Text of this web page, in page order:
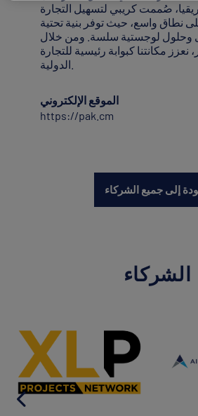
صُممت كريبي لتسهيل التجارة
نطاق واسع، حيث توفر بنية تحتية
وحلول لوجستية سلسة. ومن خلال
نعزز مكانتنا كبوابة رئيسية للتجارة
الموقع الإلكتروني
https://pak.cm
إلى جميع الشركاء
الشركاء